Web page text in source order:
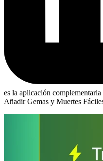
es la aplicación
Añadir Gemas y Muertes